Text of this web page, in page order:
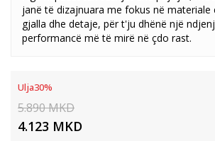
janë të dizajnuara me fokus në materiale
gjalla dhe detaje, për t'ju dhënë një
performancë më të mirë në çdo rast.
Ulja30%
5.890MKD
4.123 MKD